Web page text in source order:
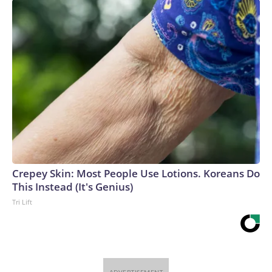
confinamiento demasiado rápido en la primavera de
2020.No todos estos ejemplos son comparables. Las
responsabilidades de Fauci eran diferentes a las de Trump, y
recaía más sobre él la obligación de acertar en la ciencia,
dada su experiencia. Además, defendió los confinamientos
mucho más tarde en la pandemia que Trump.Pero en la
medida en que la respuesta nacional al covid fue deficiente
hace seis años, parecería importante preguntar si las figuras
políticas encargadas de gestionarla también tuvieron algo
que ver.Si la vacuna fuera tan peligrosa, por ejemplo, sería
lógico que la gente estuviera examinando las decisiones de
Trump y otros en su primera administración al desarrollarla
y aprobarla, además de solo a Fauci.Y si las primeras
recomendaciones sobre el covid están bajo la lupa, parece
falsas e incluso extrañas sobre el virus (¿recuerdan lo de la
sobre qué debían hacer.Pero una revisión verdadera, amplia
Crepey Skin: Most People Use Lotions. Koreans Do
This Instead (It's Genius)
Tri Lift